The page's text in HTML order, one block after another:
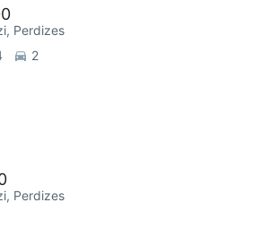
Perdizes
2
Perdizes